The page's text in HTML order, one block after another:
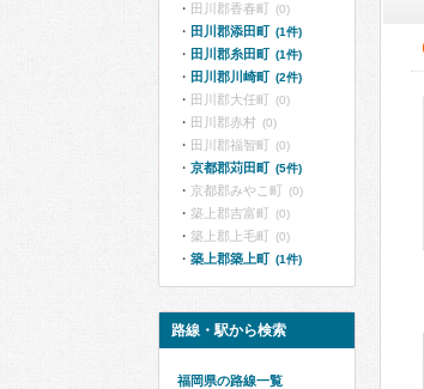
田川郡香春町 (0)
田川郡添田町 (1件)
田川郡糸田町 (1件)
田川郡川崎町 (2件)
田川郡大任町 (0)
田川郡赤村 (0)
田川郡福智町 (0)
京都郡苅田町 (5件)
京都郡みやこ町 (0)
築上郡吉富町 (0)
築上郡上毛町 (0)
築上郡築上町 (1件)
路線・駅から検索
福岡県の路線一覧